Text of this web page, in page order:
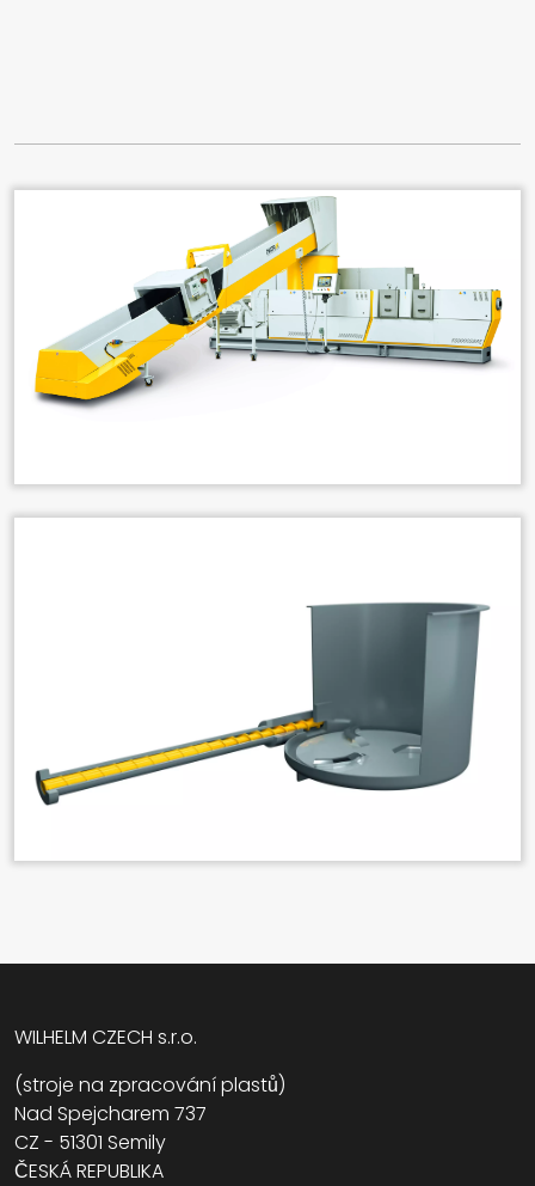
WILHELM CZECH s.r.o.
(stroje na zpracování plastů)
Nad Spejcharem 737
CZ - 51301 Semily
ČESKÁ REPUBLIKA